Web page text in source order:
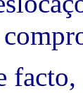
facto,